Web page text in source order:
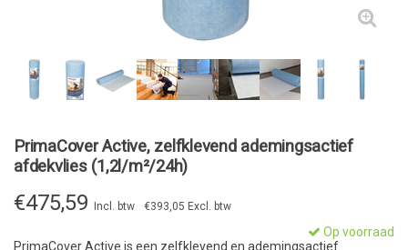
PrimaCover Active, zelfklevend ademingsactief
afdekvlies (1,2l/m²/24h)
€475,59 Incl. btw €393,05 Excl. btw
Op voorraad
PrimaCover Active is een zelfklevend en ademingsactief